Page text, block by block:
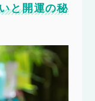
と開運の秘